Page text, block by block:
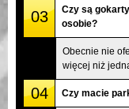
03
Czy są
osobie?
Obecnie nie
więcej niż
04 Czy macie